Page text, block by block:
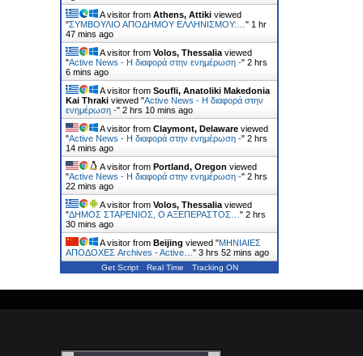
A visitor from Athens, Attiki viewed
"ΣΥΜΒΟΥΛΙΟ ΑΠΟΔΗΜΟΥ ΕΛΛΗΝΙΣΜΟΥ:… " 1 hr
47 mins ago
A visitor from Volos, Thessalia viewed
"Active News - Η διαφορά στην ενημέρωση -" 2 hrs
6 mins ago
A visitor from Soufli, Anatoliki Makedonia
Kai Thraki viewed "Active News - Η διαφορά στην
ενημέρωση -" 2 hrs 10 mins ago
A visitor from Claymont, Delaware viewed
"Active News - Η διαφορά στην ενημέρωση -" 2 hrs
14 mins ago
A visitor from Portland, Oregon viewed
"Active News - Η διαφορά στην ενημέρωση -" 2 hrs
22 mins ago
A visitor from Volos, Thessalia viewed
"ΔΗΜΟΣ ΣΤΑΡΕΝΙΟΣ, Ο ΑΞΕΠΕΡΑΣΤΟΣ… " 2 hrs
30 mins ago
A visitor from Beijing viewed "ΜΗΝΙΑΙΕΣ
ΑΠΟΔΟΧΕΣ Archives - Active… " 3 hrs 52 mins ago
Get Script Real Time Tracking ON